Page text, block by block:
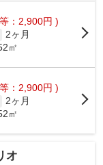
：2,900円 )
2ヶ月
㎡
：2,900円 )
2ヶ月
㎡
オ